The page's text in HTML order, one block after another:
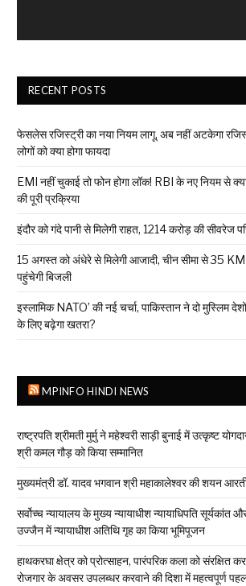
RECENT POSTS
फेसलेस रजिस्ट्री का नया नियम लागू, अब नहीं अटकेगा
लोगों को क्या होगा फायदा
EMI नहीं चुकाई तो फोन होगा लॉक! RBI के नए नियम से
की पूरी प्रक्रिया
इंदौर को गंदे पानी से मिलेगी राहत, ₹1214 करोड़ की सीवरेज
15 अगस्त को अंधेरे से मिलेगी आजादी, चीन सीमा से 35 KM
पहुंचेगी बिजली
इस्लामिक NATO’ की नई चर्चा, पाकिस्तान ने दो मुस्लिम
के लिए बढ़ेगा खतरा?
MPINFO HINDI NEWS
राष्ट्रपति श्रीमती मुर्मु ने महेश्वरी साड़ी बुनाई में उत्कृष्ट
श्री कमल गौड़ को किया सम्मानित
मुख्यमंत्री डॉ. यादव भगवान श्री महाकालेश्‍वर की शयन
सर्वोच्च न्यायालय के मुख्‍य न्‍यायाधीश न्यायाधिपति सूर्यकांत
उज्जैन में न्यायाधीश अतिथि गृह का किया भूमिपूजन
हाथकरघा क्षेत्र को प्रोत्साहन, पारंपरिक कला को संरक्षित
रोजगार के अवसर उपलब्धर करवाने की दिशा में महत्वपूर्ण